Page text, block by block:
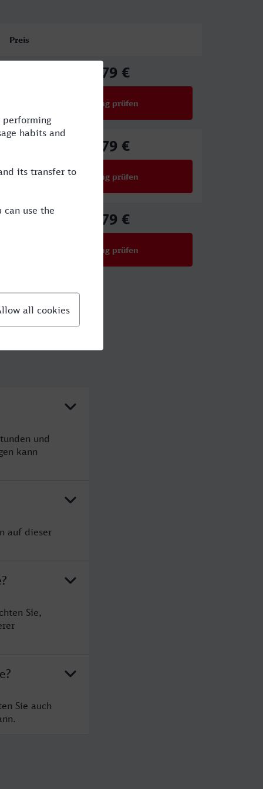
Preis
39,79 €
Verbindung prüfen
39,79 €
Verbindung prüfen
39,79 €
Verbindung prüfen
und
kann
auf dieser
Sie,
Sie auch